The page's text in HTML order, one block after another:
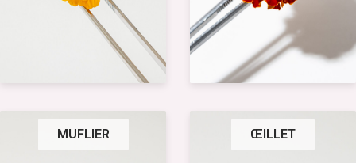
MUFLIER ŒILLET